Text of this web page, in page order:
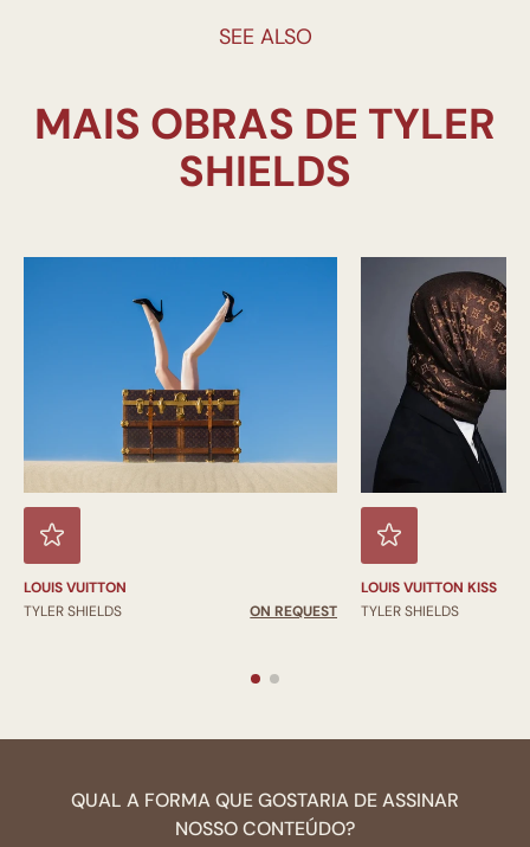
SEE ALSO
MAIS OBRAS DE TYLER
LOUIS VUITTON
TYLER SHIELDS
ON REQUEST
LOUIS VUITTON KISS
TYLER SHIELDS
QUAL A FORMA QUE GOSTARIA DE ASSINAR
NOSSO CONTEÚDO?